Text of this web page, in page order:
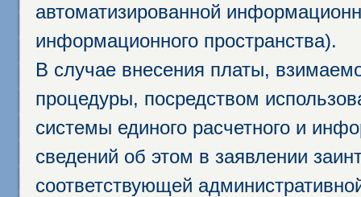
автоматизированной
информационного пространства).
В случае внесения платы,
процедуры, посредством
системы единого расчетного и
сведений об этом в заявлении
соответствующей